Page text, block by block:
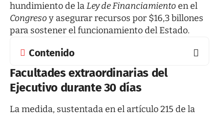
hundimiento de laLey de Financiamientoen el
Congresoy asegurar recursos por $16,3 billones
para sostener el funcionamiento del Estado.
Contenido
Facultades extraordinarias del
Ejecutivo durante 30 días
La medida, sustentada en el artículo 215 de la